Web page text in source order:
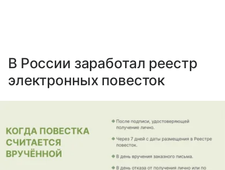
В России заработал реестр
электронных повесток